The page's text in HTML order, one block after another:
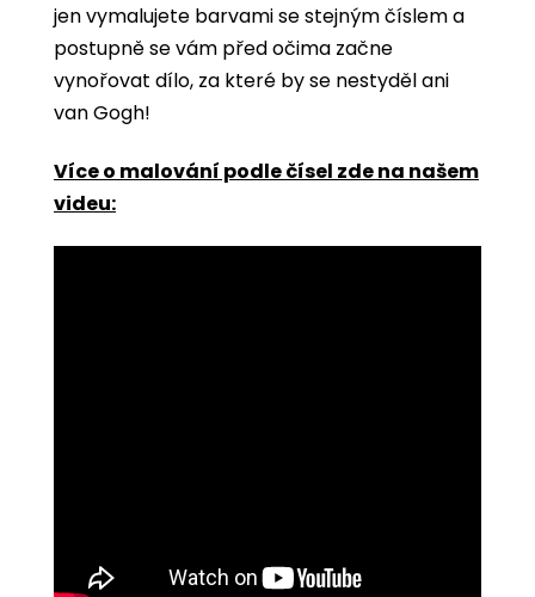
jen vymalujete barvami se stejným číslem a
postupně se vám před očima začne
vynořovat dílo, za které by se nestyděl ani
van Gogh!
Více o malování podle čísel zde na našem
videu: